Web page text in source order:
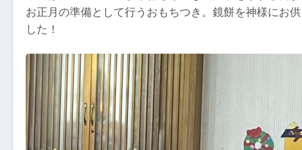
お正月の準備として行うおもちつき。鏡餅を神様にお
した！